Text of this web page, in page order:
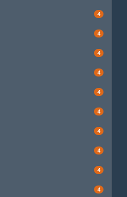
4
4
4
4
4
4
4
4
4
4